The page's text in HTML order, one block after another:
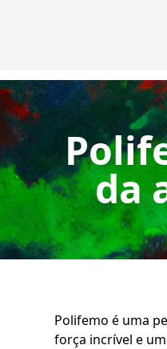
da
Polifemo é uma
força incrível e